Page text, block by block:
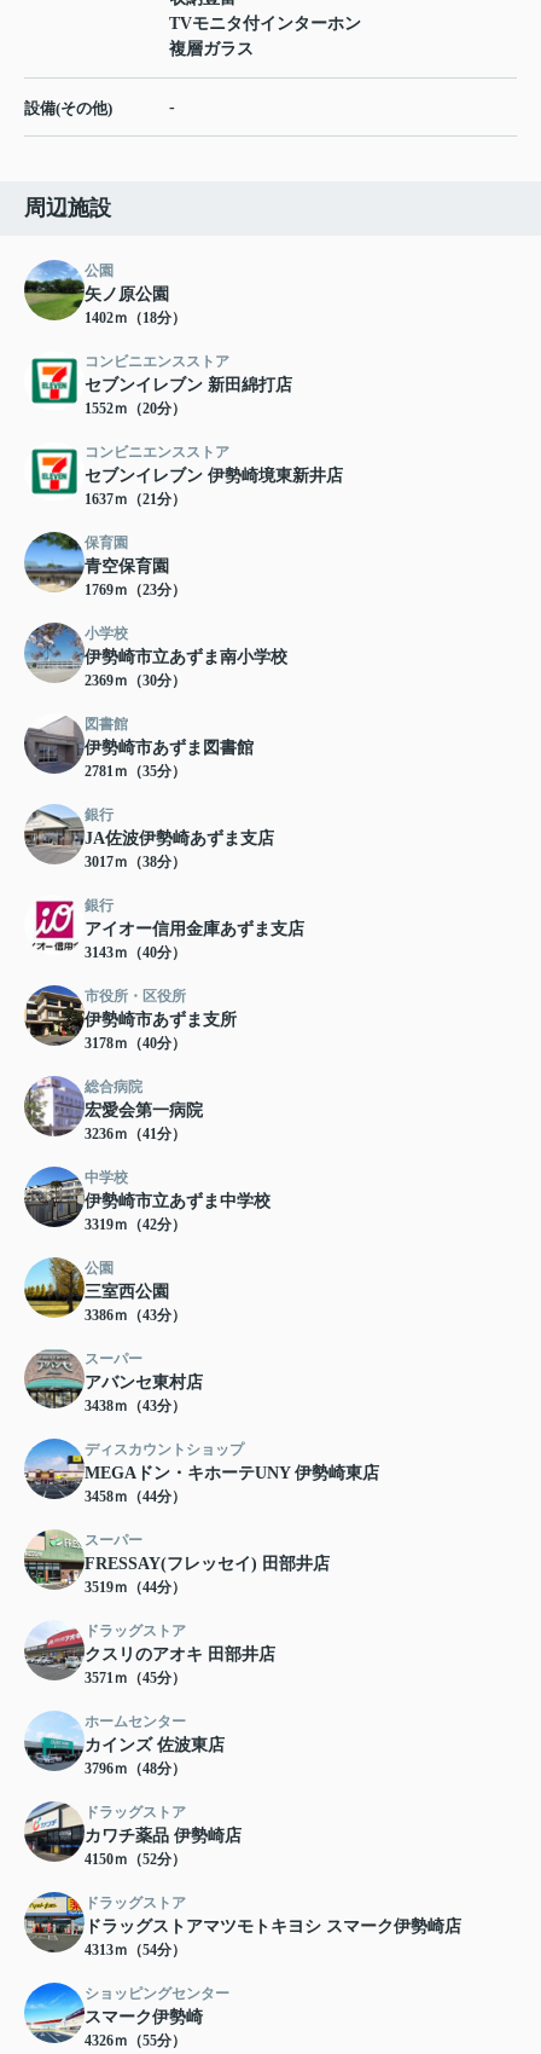
TVモニタ付インターホン
複層ガラス
設備(その他) -
周辺施設
公園
矢ノ原公園
1402ｍ（18分）
コンビニエンスストア
セブンイレブン 新田綿打店
1552ｍ（20分）
コンビニエンスストア
セブンイレブン 伊勢崎境東新井店
1637ｍ（21分）
保育園
青空保育園
1769ｍ（23分）
小学校
伊勢崎市立あずま南小学校
2369ｍ（30分）
図書館
伊勢崎市あずま図書館
2781ｍ（35分）
銀行
JA佐波伊勢崎あずま支店
3017ｍ（38分）
銀行
アイオー信用金庫あずま支店
3143ｍ（40分）
市役所・区役所
伊勢崎市あずま支所
3178ｍ（40分）
総合病院
宏愛会第一病院
3236ｍ（41分）
中学校
伊勢崎市立あずま中学校
3319ｍ（42分）
公園
三室西公園
3386ｍ（43分）
スーパー
アバンセ東村店
3438ｍ（43分）
ディスカウントショップ
MEGAドン・キホーテUNY 伊勢崎東店
3458ｍ（44分）
スーパー
FRESSAY(フレッセイ) 田部井店
3519ｍ（44分）
ドラッグストア
クスリのアオキ 田部井店
3571ｍ（45分）
ホームセンター
カインズ 佐波東店
3796ｍ（48分）
ドラッグストア
カワチ薬品 伊勢崎店
4150ｍ（52分）
ドラッグストア
ドラッグストアマツモトキヨシ スマーク伊勢崎店
4313ｍ（54分）
ショッピングセンター
スマーク伊勢崎
4326ｍ（55分）